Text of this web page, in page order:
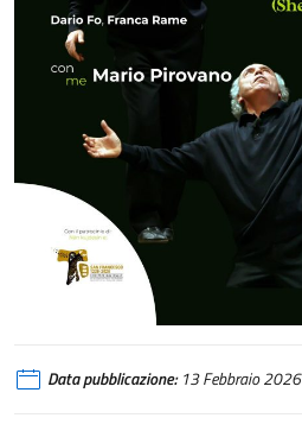
Data pubblicazione:13 Febbraio 2026